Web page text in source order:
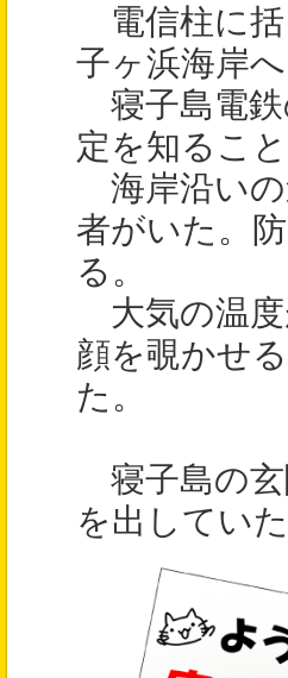
電信柱に括
子ヶ浜海岸
寝子島電鉄
定を知るこ
海岸沿いの
者がいた。
る。
大気の温度
顔を覗かせ
た。
寝子島の玄
を出してい